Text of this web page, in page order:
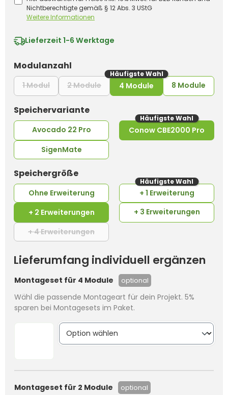
Nichtberechtigte gemäß § 12 Abs. 3 UStG
Weitere Informationen
Lieferzeit 1-6 Werktage
Modulanzahl
1 Modul(Diese Option ist zurzeit nicht verfügbar.)
2 Module(Diese Option ist zurzeit nicht
Häufigste Wahl
4 Module 8 Module
Speichervarianteauswählen
Avocado 22 Pro
Häufigste Wahl
Conow CBE2000 Pro
SigenMate
Speichergrößeauswählen
Ohne Erweiterung
Häufigste Wahl
+ 1 Erweiterung
+ 2 Erweiterungen
+ 3 Erweiterungen
+ 4 Erweiterungen(Diese Option ist zurzeit nicht
Lieferumfang individuell ergänzen
Montageset für 4 Module optional
Wähl die passende Montageart für dein Projekt. 5%
sparen bei Montagesets im Paket.
Montageset für 2 Module optional